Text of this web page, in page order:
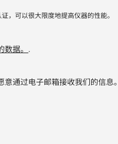
，可以很大限度地提高仪器的性能。
据。 .
通过电子邮箱接收我们的信息。